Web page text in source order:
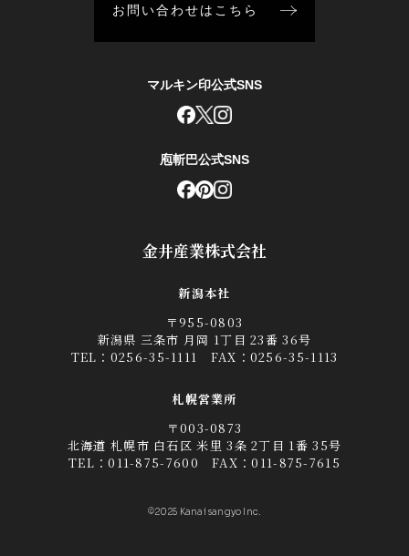
金井産業株式会社
新潟本社
〒955-0803
新潟県 三条市 月岡 1丁目 23番 36号
TEL： 0256-35-1111 FAX：0256-35-1113
札幌営業所
〒003-0873
北海道 札幌市 白石区 米里 3条 2丁目 1番 35号
TEL：011-875-7600 FAX：011-875-7615
©2025 Kanai sangyo Inc.
お問い合わせはこちら
マルキン印公式SNS
庖斬巴公式SNS